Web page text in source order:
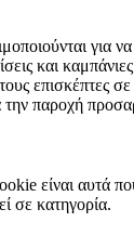
για
και
επισκέπτες σε
την παροχή
είναι αυτά
σε κατηγορία.